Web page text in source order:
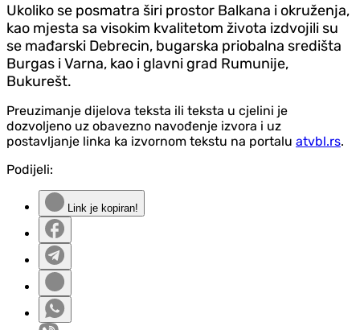
Ukoliko se posmatra širi prostor Balkana i okruženja,
kao mjesta sa visokim kvalitetom života izdvojili su
se mađarski Debrecin, bugarska priobalna središta
Burgas i Varna, kao i glavni grad Rumunije,
Bukurešt.
Preuzimanje dijelova teksta ili teksta u cjelini je
dozvoljeno uz obavezno navođenje izvora i uz
postavljanje linka ka izvornom tekstu na portalu atvbl.rs.
Podijeli:
Link je kopiran!